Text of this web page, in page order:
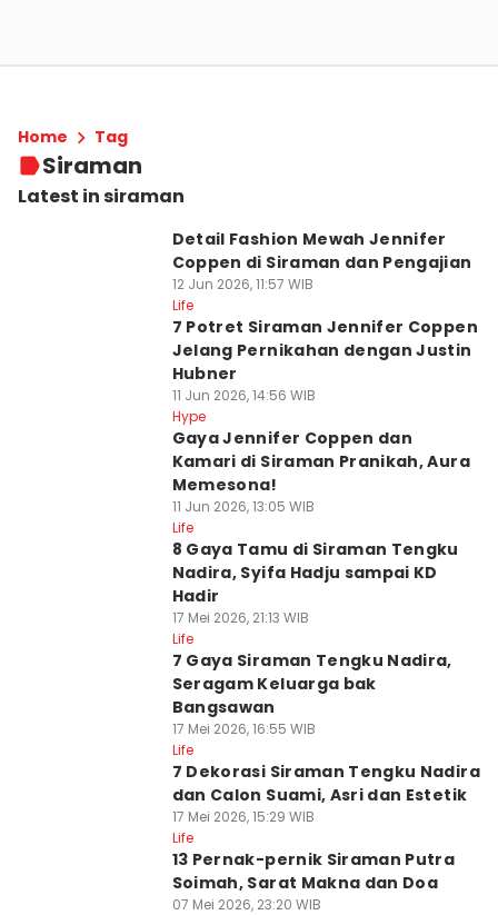
Home Tag
Siraman
Latest in siraman
Detail Fashion Mewah Jennifer
Coppen di Siraman dan Pengajian
12 Jun 2026, 11:57 WIB
Life
7 Potret Siraman Jennifer Coppen
Jelang Pernikahan dengan Justin
Hubner
11 Jun 2026, 14:56 WIB
Hype
Gaya Jennifer Coppen dan
Kamari di Siraman Pranikah, Aura
Memesona!
11 Jun 2026, 13:05 WIB
Life
8 Gaya Tamu di Siraman Tengku
Nadira, Syifa Hadju sampai KD
Hadir
17 Mei 2026, 21:13 WIB
Life
7 Gaya Siraman Tengku Nadira,
Seragam Keluarga bak
Bangsawan
17 Mei 2026, 16:55 WIB
Life
7 Dekorasi Siraman Tengku Nadira
dan Calon Suami, Asri dan Estetik
17 Mei 2026, 15:29 WIB
Life
13 Pernak-pernik Siraman Putra
Soimah, Sarat Makna dan Doa
07 Mei 2026, 23:20 WIB